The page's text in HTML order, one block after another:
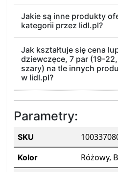
Jakie są inne produkty
kategorii przez lidl.pl?
Jak kształtuje się cena
dziewczęce, 7 par (19-
szary) na tle innych
w lidl.pl?
Parametry:
SKU
Kolor Różowy,